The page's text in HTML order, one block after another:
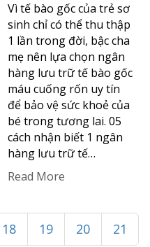
Vì tế bào gốc của trẻ sơ
sinh chỉ có thể thu thập
1 lần trong đời, bậc cha
mẹ nên lựa chọn ngân
hàng lưu trữ tế bào gốc
máu cuống rốn uy tín
để bảo vệ sức khoẻ của
bé trong tương lai. 05
cách nhận biết 1 ngân
hàng lưu trữ tế…
Read More
18 19 20 21